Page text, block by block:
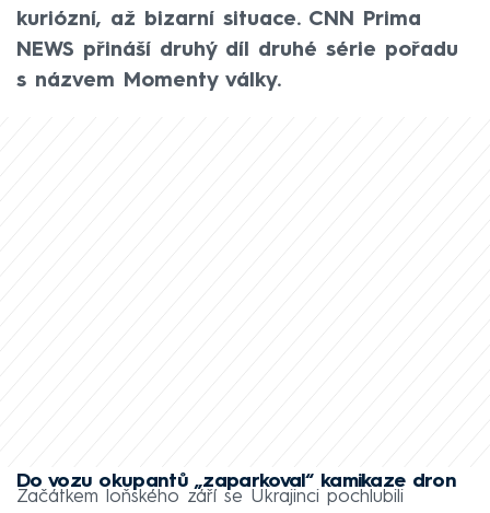
kuriózní, až bizarní situace. CNN Prima
NEWS přináší druhý díl druhé série pořadu
s názvem Momenty války.
Do vozu okupantů „zaparkoval“ kamikaze dron
Začátkem loňského září se Ukrajinci pochlubili